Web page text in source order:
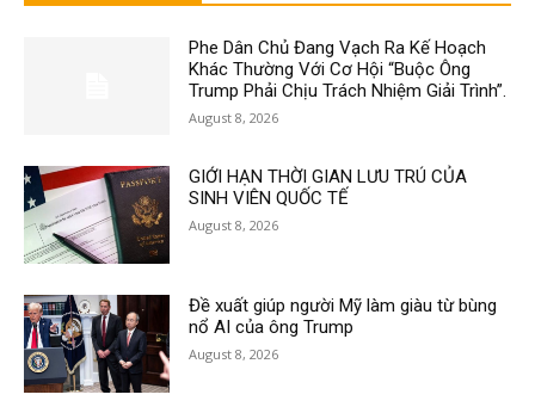
Phe Dân Chủ Đang Vạch Ra Kế Hoạch
Khác Thường Với Cơ Hội “Buộc Ông
Trump Phải Chịu Trách Nhiệm Giải Trình”.
August 8, 2026
GIỚI HẠN THỜI GIAN LƯU TRÚ CỦA
SINH VIÊN QUỐC TẾ
August 8, 2026
Đề xuất giúp người Mỹ làm giàu từ bùng
nổ AI của ông Trump
August 8, 2026